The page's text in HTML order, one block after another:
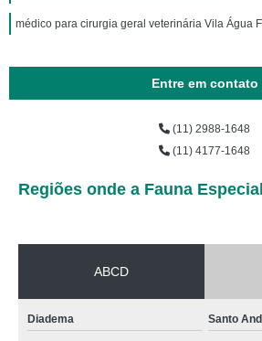
médico para cirurgia geral veterinária Vila Água
Entre em contato
(11) 2988-1648
(11) 4177-1648
Regiões onde a Fauna
ABCD
Diadema Santo